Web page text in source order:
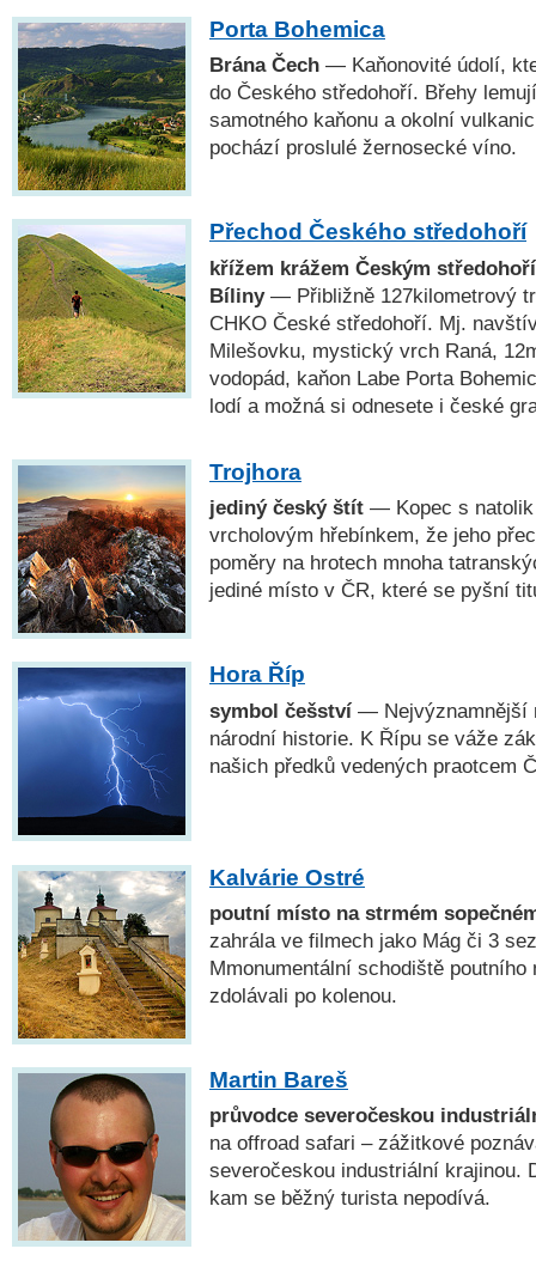
Porta Bohemica
Brána Čech — Kaňonovité údolí,
do Českého středohoří. Břehy
samotného kaňonu a okolní
pochází proslulé žernosecké víno.
Přechod Českého středohoří
křížem krážem Českým
Bíliny— Přibližně 127kilometrový
CHKO České středohoří. Mj.
Milešovku, mystický vrch Raná,
vodopád, kaňon Labe Porta
lodí a možná si odnesete i české
Trojhora
jediný český štít — Kopec s natolik
vrcholovým hřebínkem, že jeho
poměry na hrotech mnoha
jediné místo v ČR, které se pyšní
Hora Říp
symbol češství — Nejvýznamnější
národní historie. K Řípu se váže
našich předků vedených praotcem
Kalvárie Ostré
poutní místo na strmém
zahrála ve filmech jako Mág či 3
Mmonumentální schodiště
zdolávali po kolenou.
Martin Bareš
průvodce severočeskou
na offroad safari – zážitkové
severočeskou industriální krajinou.
kam se běžný turista nepodívá.